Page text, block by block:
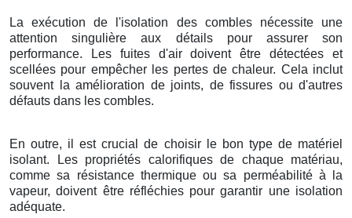
La exécution de l'isolation des combles nécessite une
attention singulière aux détails pour assurer son
performance. Les fuites d'air doivent être détectées et
scellées pour empêcher les pertes de chaleur. Cela inclut
souvent la amélioration de joints, de fissures ou d'autres
défauts dans les combles.
En outre, il est crucial de choisir le bon type de matériel
isolant. Les propriétés calorifiques de chaque matériau,
comme sa résistance thermique ou sa perméabilité à la
vapeur, doivent être réfléchies pour garantir une isolation
adéquate.